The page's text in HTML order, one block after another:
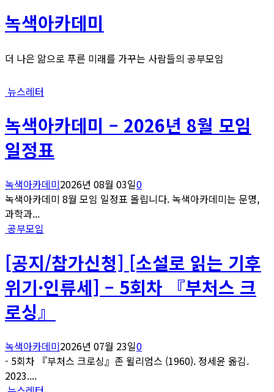
녹색아카데미
더 나은 앎으로 푸른 미래를 가꾸는 사람들의 공부모임
뉴스레터
녹색아카데미 – 2026년 8월 모임
일정표
녹색아카데미2026년 08월 03일0
녹색아카데미 8월 모임 일정표 올립니다. 녹색아카데미는 문명,
과학과...
공부모임
[공지/참가신청] [소설로 읽는 기후
위기·인류세] – 5회차 『부처스 크
로싱』
녹색아카데미2026년 07월 23일0
- 5회차 『부처스 크로싱』존 윌리엄스 (1960). 정세윤 옮김.
2023....